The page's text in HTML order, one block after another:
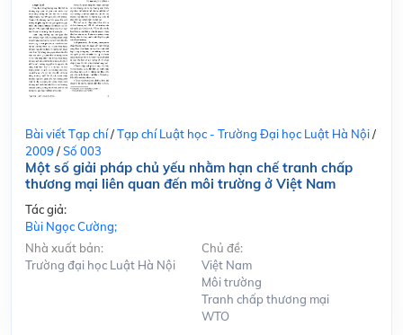
Bài viết Tạp chí/Tạp chí Luật học - Trường Đại học Luật Hà Nội/
2009/Số 003
Một số giải pháp chủ yếu nhằm hạn chế tranh chấp
thương mại liên quan đến môi trường ở Việt Nam
Tác giả:
Bùi Ngọc Cường;
Nhà xuất bản:
Trường đại học Luật Hà Nội
Chủ đề:
Việt Nam
Môi trường
Tranh chấp thương mại
WTO